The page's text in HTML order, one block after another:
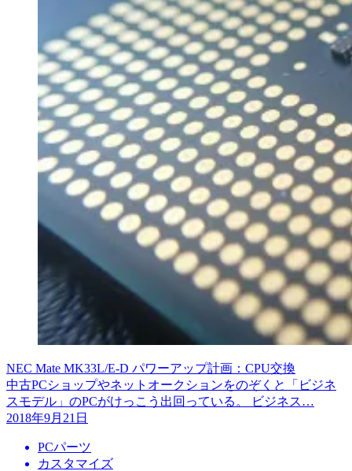
NEC Mate MK33L/E-D パワーアップ計画：CPU交換
中古PCショップやネットオークションをのぞくと「ビジネ
スモデル」のPCがけっこう出回っている。 ビジネス…
2018年9月21日
PCパーツ
カスタマイズ